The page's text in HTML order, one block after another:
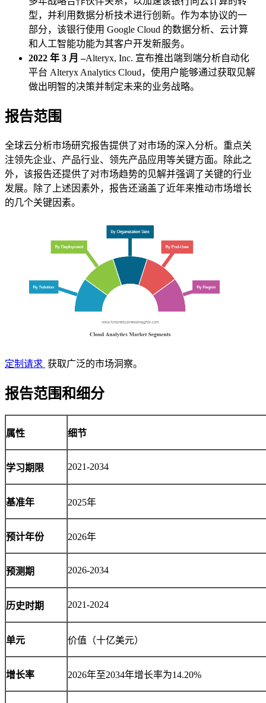
型，并利用数据分析技术进行创新。作为本协议的一
部分，该银行使用 Google Cloud 的数据分析、云计算
和人工智能功能为其客户开发新服务。
2022 年 3 月 –Alteryx, Inc. 宣布推出端到端分析自动化
平台 Alteryx Analytics Cloud，使用户能够通过获取见解
做出明智的决策并制定未来的业务战略。
报告范围
全球云分析市场研究报告提供了对市场的深入分析。重点关
注领先企业、产品行业、领先产品应用等关键方面。除此之
外，该报告还提供了对市场趋势的见解并强调了关键的行业
发展。除了上述因素外，报告还涵盖了近年来推动市场增长
的几个关键因素。
定制请求 获取广泛的市场洞察。
报告范围和细分
属性 细节
学习期限 2021-2034
基准年 2025年
预计年份 2026年
预测期 2026-2034
历史时期 2021-2024
单元 价值（十亿美元）
增长率 2026年至2034年增长率为14.20%